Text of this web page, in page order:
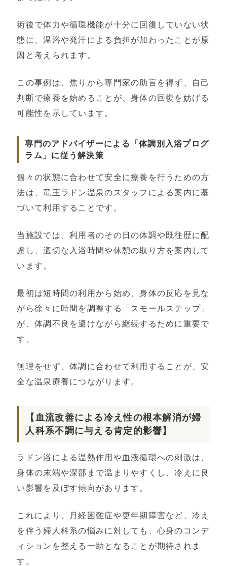
術後で体力や循環機能が十分に回復していない状
態に、温浴や発汗による負担が加わったことが原
因と考えられます。
この事例は、焦りから専門家の助言を得ず、自己
判断で療養を始めることが、身体の回復を妨げる
可能性を示しています。
専門のアドバイザーによる「体調別入浴プログ
ラム」に従う解決策
個々の状態に合わせて安全に療養を行うための方
法は、竜王ラドン温泉のスタッフによる案内に基
づいて利用することです。
当施設では、利用者のその日の体調や既往歴に配
慮し、適切な入浴時間や休憩の取り方を案内して
います。
最初は短時間の利用から始め、身体の反応を見な
がら徐々に時間を調整する「スモールステップ」
が、体調不良を避けながら継続するために重要で
す。
無理をせず、体調に合わせて利用することが、安
全な温泉療養につながります。
【血流改善による冷え性の根本解消が婦
人科系不調に与える肯定的影響】
ラドン浴による温熱作用や血液循環への刺激は、
身体の末端や深部まで温まりやすくし、冷えに良
い影響を及ぼす傾向があります。
これにより、月経困難症や更年期障害など、冷え
を伴う婦人科系の悩みに対しても、心身のコンデ
ィションを整える一助となることが期待されま
す。